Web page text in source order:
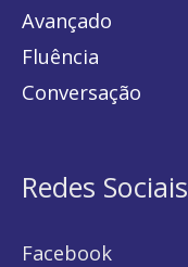
Avançado
Fluência
Conversação
Redes Sociais
Facebook